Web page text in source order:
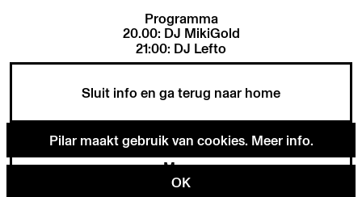
Menu
Programma
20.00: DJ MikiGold
21:00: DJ Lefto
Sluit info en ga terug naar home
Pilar maakt gebruik van cookies. Meer info.
OK